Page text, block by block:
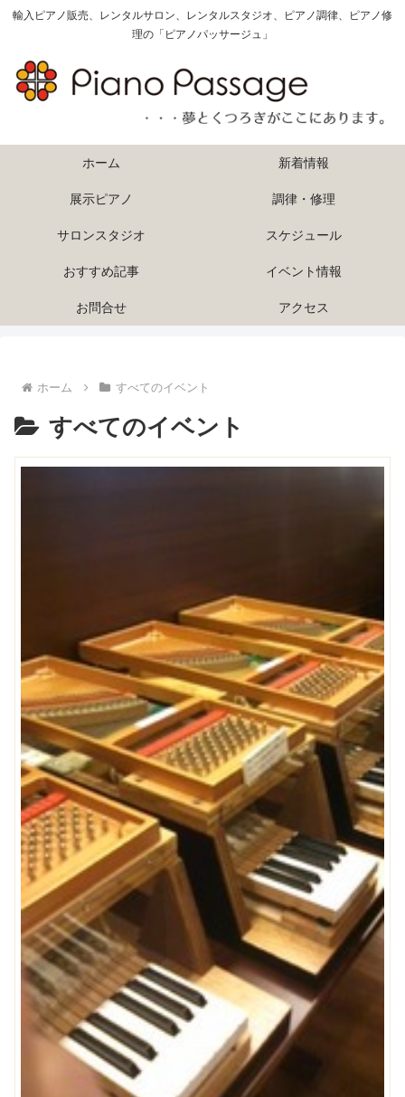
輸入ピアノ販売、レンタルサロン、レンタルスタジオ、ピアノ調律、ピアノ修
理の「ピアノパッサージュ」
ホーム 新着情報
展示ピアノ 調律・修理
サロンスタジオ スケジュール
おすすめ記事 イベント情報
お問合せ アクセス
ホーム すべてのイベント
すべてのイベント